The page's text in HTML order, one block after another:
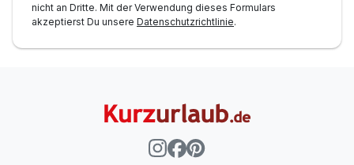
nicht an Dritte. Mit der Verwendung dieses Formulars
akzeptierst Du unsere Datenschutzrichtlinie.